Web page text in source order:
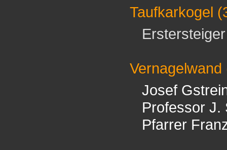
Taufkarkogel
Vernagelwand
Josef
Professor J.
Pfarrer